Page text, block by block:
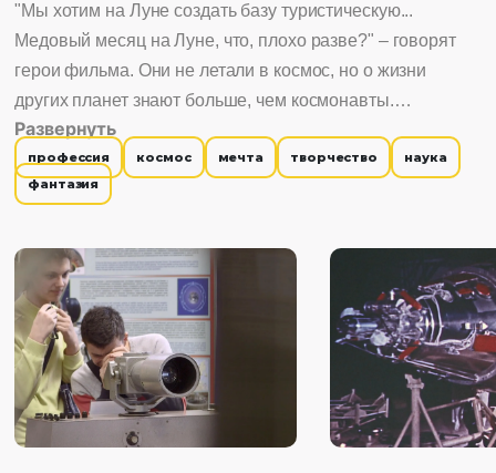
"Мы хотим на Луне создать базу туристическую...
Медовый месяц на Луне, что, плохо разве?" – говорят
герои фильма. Они не летали в космос, но о жизни
других планет знают больше, чем космонавты.
Фантастические мечты и реальная научная работа на
фоне непростой истории страны. Место действия –
Институт Космических Исследований. Фильм о том, что
романтикам и мечтателям, посвящается.
Развернуть
профессия космос мечта творчество
наука
фантазия